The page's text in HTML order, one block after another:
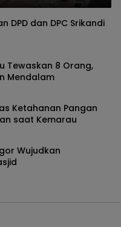
DPD dan DPC Srikandi
Tewaskan 8 Orang,
Mendalam
Ketahanan Pangan
saat Kemarau
Wujudkan